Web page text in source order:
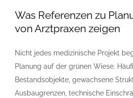
Was Referenzen zu
von Arztpraxen zeigen
Nicht jedes medizinische Projekt
Planung auf der grünen Wiese.
Bestandsobjekte, gewachsene
Ausbaugrenzen, technische